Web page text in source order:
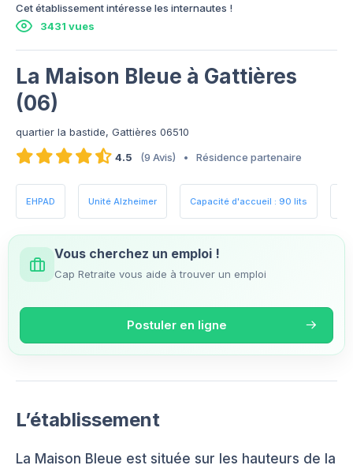
Cet établissement intéresse les internautes !
3431 vues
La Maison Bleue à Gattières
(06)
quartier la bastide, Gattières 06510
4.5
(9 Avis) • Résidence partenaire
EHPAD Unité Alzheimer Capacité d'accueil : 90 lits
Vous cherchez un emploi !
Cap Retraite vous aide à trouver un emploi
Postuler en ligne
L’établissement
La Maison Bleue est située sur les hauteurs de la